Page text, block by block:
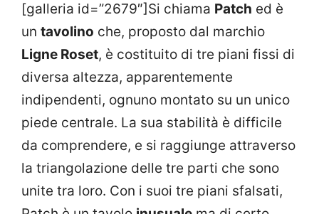
[galleria id=”2679″]Si chiama Patch ed è
un tavolino che, proposto dal marchio
Ligne Roset, è costituito di tre piani fissi di
diversa altezza, apparentemente
indipendenti, ognuno montato su un unico
piede centrale. La sua stabilità è difficile
da comprendere, e si raggiunge attraverso
la triangolazione delle tre parti che sono
unite tra loro. Con i suoi tre piani sfalsati,